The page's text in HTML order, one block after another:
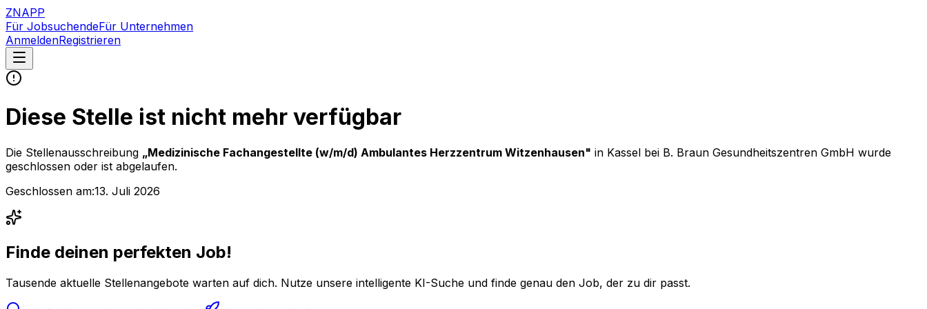
ZNAPP
Für JobsuchendeFür Unternehmen
AnmeldenRegistrieren
Diese Stelle ist nicht mehr verfügbar
Die Stellenausschreibung „Medizinische Fachangestellte (w/m/d) Ambulantes Herzzentrum Witzenhausen" in Kassel bei B. Braun Gesundheitszentren GmbH wurde
geschlossen oder ist abgelaufen.
Geschlossen am:13. Juli 2026
Finde deinen perfekten Job!
Tausende aktuelle Stellenangebote warten auf dich. Nutze unsere intelligente KI-Suche und finde genau den Job, der zu dir passt.